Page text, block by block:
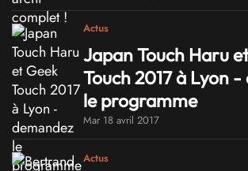
Actus
Japan Touch Haru
Touch 2017 à Lyon
le programme
Mar 18 avril 2017
Actus